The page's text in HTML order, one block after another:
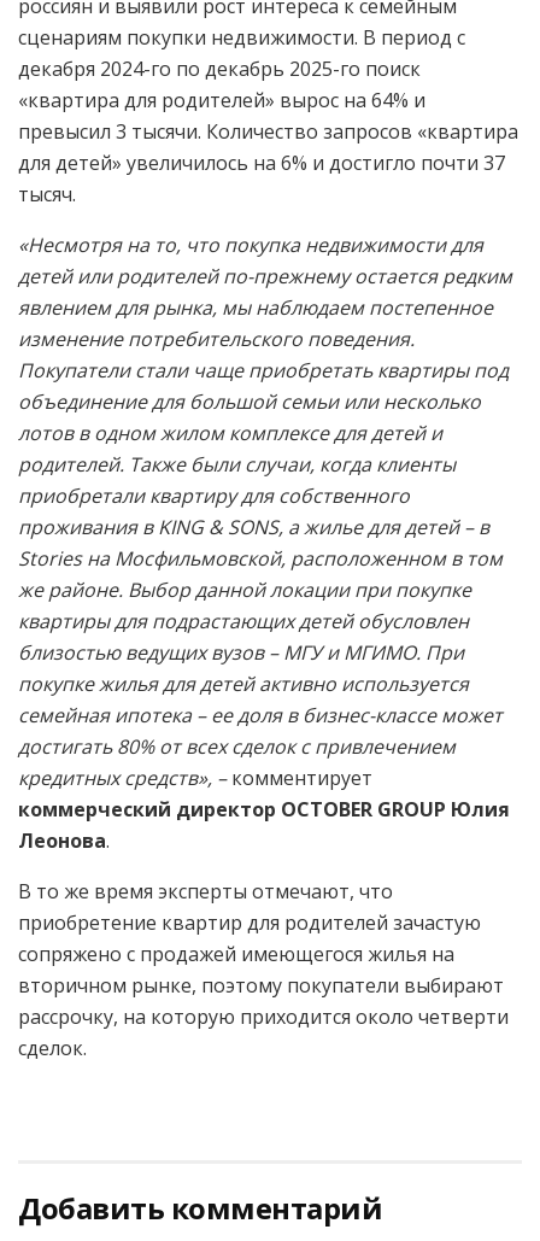
россиян и выявили рост интереса к семейным
сценариям покупки недвижимости. В период с
декабря 2024-го по декабрь 2025-го поиск
«квартира для родителей» вырос на 64% и
превысил 3 тысячи. Количество запросов «квартира
для детей» увеличилось на 6% и достигло почти 37
тысяч.
«Несмотря на то, что покупка недвижимости для
детей или родителей по-прежнему остается редким
явлением для рынка, мы наблюдаем постепенное
изменение потребительского поведения.
Покупатели стали чаще приобретать квартиры под
объединение для большой семьи или несколько
лотов в одном жилом комплексе для детей и
родителей. Также были случаи, когда клиенты
приобретали квартиру для собственного
проживания в KING & SONS, а жилье для детей – в
Stories на Мосфильмовской, расположенном в том
же районе. Выбор данной локации при покупке
квартиры для подрастающих детей обусловлен
близостью ведущих вузов – МГУ и МГИМО. При
покупке жилья для детей активно используется
семейная ипотека – ее доля в бизнес-классе может
достигать 80% от всех сделок с привлечением
кредитных средств», –комментирует
коммерческий директор OCTOBER GROUP Юлия
Леонова.
В то же время эксперты отмечают, что
приобретение квартир для родителей зачастую
сопряжено с продажей имеющегося жилья на
вторичном рынке, поэтому покупатели выбирают
рассрочку, на которую приходится около четверти
сделок.
Добавить комментарий